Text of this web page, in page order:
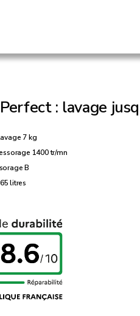
: lavage
7 kg
1400 tr/mn
B
litres